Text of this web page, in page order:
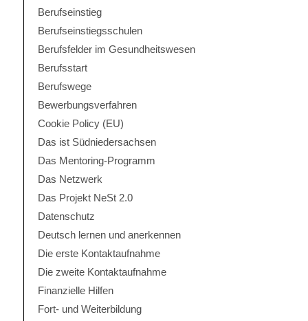
Berufseinstieg
Berufseinstiegsschulen
Berufsfelder im Gesundheitswesen
Berufsstart
Berufswege
Bewerbungsverfahren
Cookie Policy (EU)
Das ist Südniedersachsen
Das Mentoring-Programm
Das Netzwerk
Das Projekt NeSt 2.0
Datenschutz
Deutsch lernen und anerkennen
Die erste Kontaktaufnahme
Die zweite Kontaktaufnahme
Finanzielle Hilfen
Fort- und Weiterbildung